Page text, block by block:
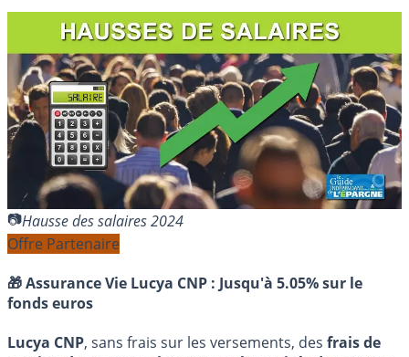
Hausse des salaires 2024
Offre Partenaire
🎁 Assurance Vie Lucya CNP : Jusqu'à 5.05% sur le
fonds euros
Lucya CNP, sans frais sur les versements, des frais de